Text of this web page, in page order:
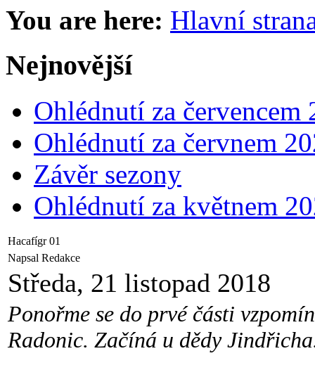
You are here: Hlavní
Nejnovější
Ohlédnutí za červencem
Ohlédnutí za červnem
Závěr sezony
Ohlédnutí za květnem
Hacafígr 01
Napsal Redakce
Středa, 21 listopad 2018
Ponořme se do prvé části
Radonic. Začíná u dědy